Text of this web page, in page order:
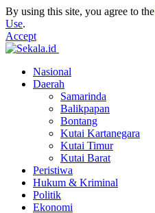
By using this site, you agree to the
Use.
Accept
Nasional
Daerah
Samarinda
Balikpapan
Bontang
Kutai Kartanegara
Kutai Timur
Kutai Barat
Peristiwa
Hukum & Kriminal
Politik
Ekonomi